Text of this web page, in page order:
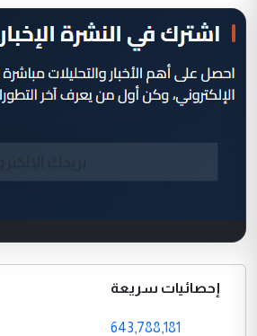
إحصائيات سريعة
643,788,181